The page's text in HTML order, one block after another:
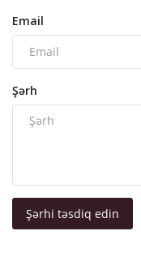
Email
Şərh
Şərhi təsdiq edin